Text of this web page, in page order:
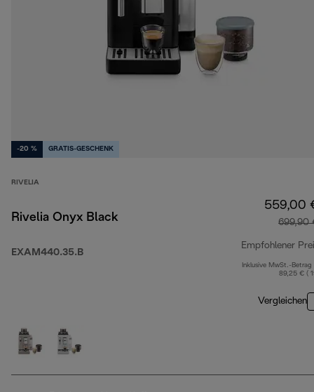
-20 % GRATIS-GESCHENK
RIVELIA
Rivelia Onyx Black
EXAM440.35.B
559,00
699,90
Empfohlener
Inklusive MwSt.-Betrag
89,25 € (
Vergleichen